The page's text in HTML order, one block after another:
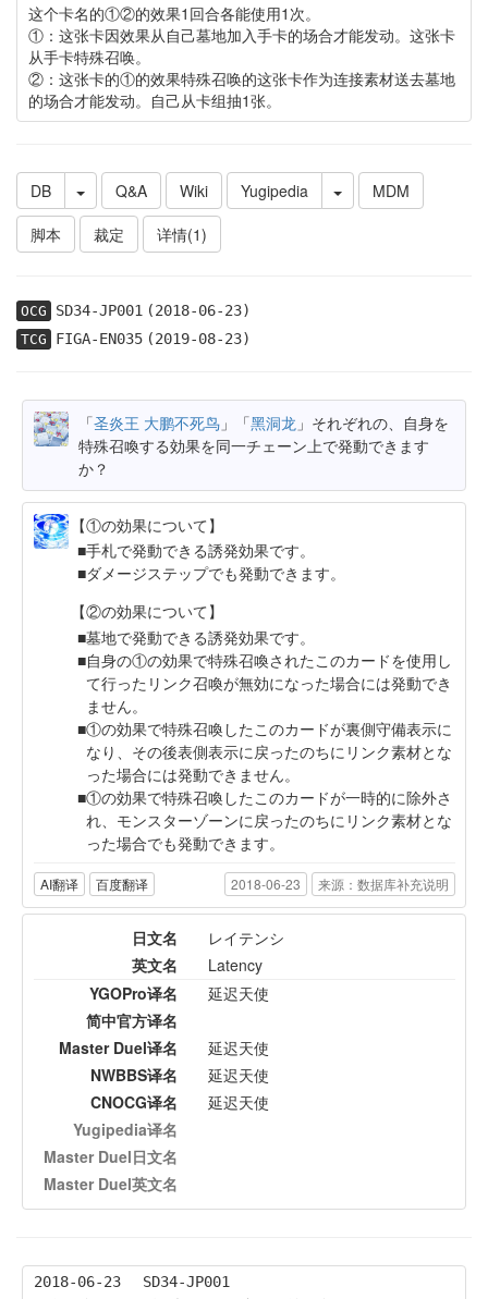
这个卡名的①②的效果1回合各能使用1次。
①：这张卡因效果从自己墓地加入手卡的场合才能发动。这张卡
从手卡特殊召唤。
②：这张卡的①的效果特殊召唤的这张卡作为连接素材送去墓地
的场合才能发动。自己从卡组抽1张。
DB Q&A Wiki Yugipedia
MDM
脚本
裁定 详情(1)
OCG SD34-JP001(2018-06-23)
TCG FIGA-EN035(2019-08-23)
「圣炎王 大鹏不死鸟 」「黑洞龙 」それぞれの、自身を
特殊召喚する効果を同一チェーン上で発動できます
か？
【①の効果について】
手札で発動できる誘発効果です。
ダメージステップでも発動できます。
【②の効果について】
墓地で発動できる誘発効果です。
自身の①の効果で特殊召喚されたこのカードを使用し
て行ったリンク召喚が無効になった場合には発動でき
ません。
①の効果で特殊召喚したこのカードが裏側守備表示に
なり、その後表側表示に戻ったのちにリンク素材とな
った場合には発動できません。
①の効果で特殊召喚したこのカードが一時的に除外さ
れ、モンスターゾーンに戻ったのちにリンク素材とな
った場合でも発動できます。
AI翻译 百度翻译 2018-06-23 来源：数据库补充说明
日文名
レイテンシ
英文名
Latency
YGOPro译名
延迟天使
简中官方译名
Master Duel译名
延迟天使
NWBBS译名
延迟天使
CNOCG译名
延迟天使
Yugipedia译名
Master Duel日文名
Master Duel英文名
2018-06-23 SD34-JP001